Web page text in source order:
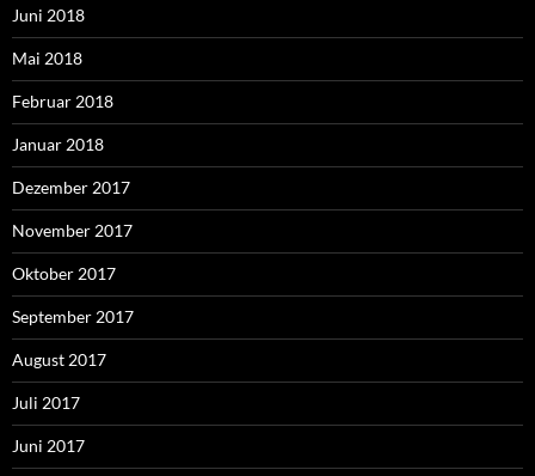
Juni 2018
Mai 2018
Februar 2018
Januar 2018
Dezember 2017
November 2017
Oktober 2017
September 2017
August 2017
Juli 2017
Juni 2017